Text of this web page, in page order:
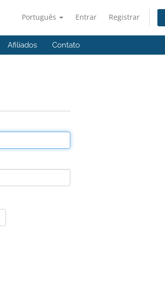
Português Entrar Registrar
Afiliados Contato